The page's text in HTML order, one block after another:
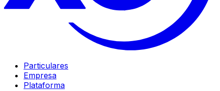
Particulares
Empresa
Plataforma